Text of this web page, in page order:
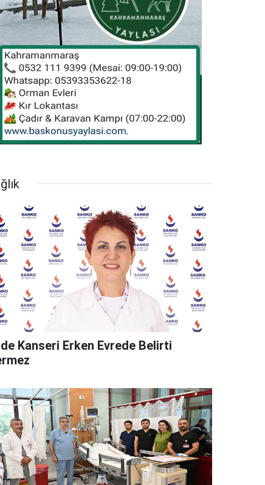
Kanseri Erken Evrede Belirti